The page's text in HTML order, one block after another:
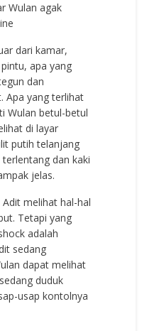
Wulan agak
dari kamar,
apa yang
dan
Apa yang terlihat
Wulan betul-betul
di layar
putih telanjang
dan kaki
jelas.
melihat hal-hal
Tetapi yang
adalah
sedang
dapat melihat
duduk
usap kontolnya